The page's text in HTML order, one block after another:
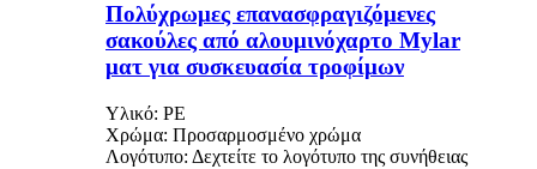
Πολύχρωμες επανασφραγιζόμενες
σακούλες από αλουμινόχαρτο Mylar
ματ για συσκευασία τροφίμων
Υλικό: PE
Χρώμα: Προσαρμοσμένο χρώμα
Λογότυπο: Δεχτείτε το λογότυπο της συνήθειας